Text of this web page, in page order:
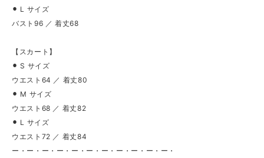
⚫︎ L サイズ
バスト96 ／ 着丈68
【スカート】
⚫︎ S サイズ
ウエスト64 ／ 着丈80
⚫︎ M サイズ
ウエスト68 ／ 着丈82
⚫︎ L サイズ
ウエスト72 ／ 着丈84
ー・ー・ー・ー・ー・ー・ー・ー・ー・ー・ー・